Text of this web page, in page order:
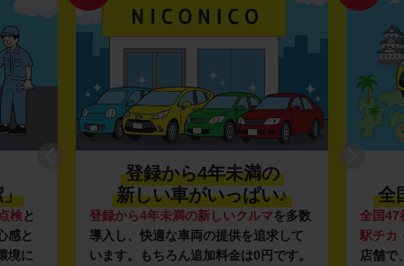
」
検と
感と
境に
登録から4年未満の
新しい車がいっぱい♪
登録から4年未満の新しいクルマを多数
導入し、快適な車両の提供を追求して
います。もちろん追加料金は0円です。
全
全国47
駅チカ
店舗で